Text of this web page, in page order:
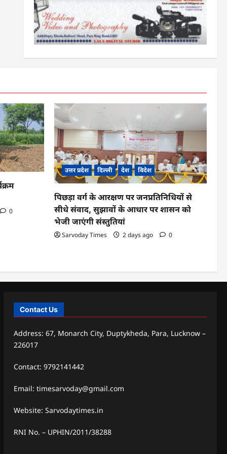
0
उत्तर प्रदेश दिल्ली देश विदेश
पिछड़ा वर्ग के आरक्षण पर जनप्रतिनिधियों से
सीधे संवाद, सुझावों के आधार पर शासन को
भेजी जाएंगी संस्तुतियां
Sarvoday Times 2 days ago 0
Contact Us
Address: 67, Monarch City, Duptykheda, Para, Lucknow –
226017
Contact: 9792141442
Email: timesarvoday@gmail.com
Website: Sarvodaytimes.in
RNI No. – UPHIN/2011/38288